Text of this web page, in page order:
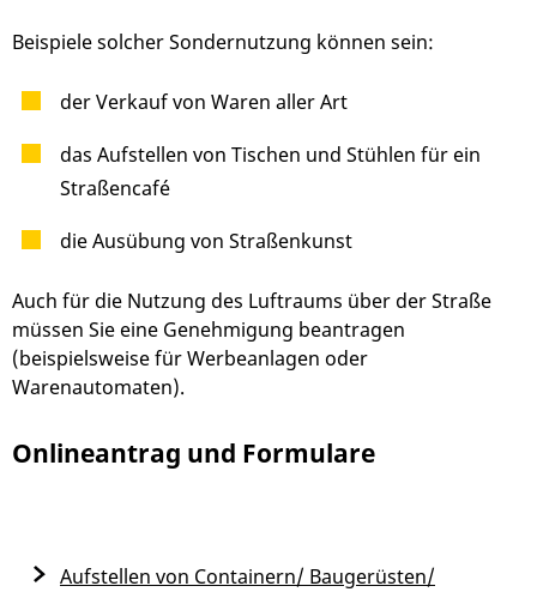
Beispiele solcher Sondernutzung können sein:
der Verkauf von Waren aller Art
das Aufstellen von Tischen und Stühlen für ein
Straßencafé
die Ausübung von Straßenkunst
Auch für die Nutzung des Luftraums über der Straße
müssen Sie eine Genehmigung beantragen
(beispielsweise für Werbeanlagen oder
Warenautomaten).
Onlineantrag und Formulare
Aufstellen von Containern/ Baugerüsten/